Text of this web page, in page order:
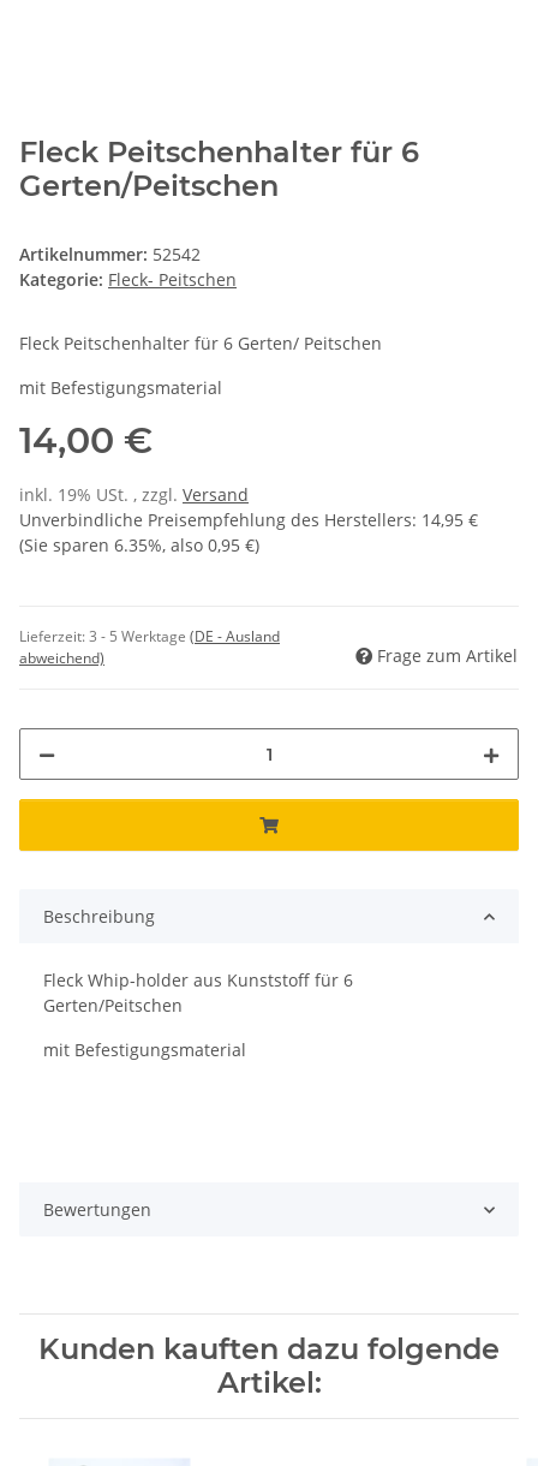
Fleck Peitschenhalter für 6
Gerten/Peitschen
Artikelnummer: 52542
Kategorie: Fleck- Peitschen
Fleck Peitschenhalter für 6 Gerten/ Peitschen
mit Befestigungsmaterial
14,00 €
inkl. 19% USt. , zzgl. Versand
Unverbindliche Preisempfehlung des Herstellers: 14,95 €
(Sie sparen 6.35%, also 0,95 €)
Lieferzeit:3 - 5 Werktage (DE - Ausland
abweichend)
Frage zum Artikel
Beschreibung
Fleck Whip-holder aus Kunststoff für 6
Gerten/Peitschen
mit Befestigungsmaterial
Bewertungen
Kunden kauften dazu folgende
Artikel: